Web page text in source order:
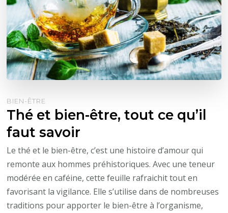
BIEN-ÊTRE
Thé et bien-être, tout ce qu’il
faut savoir
Le thé et le bien-être, c’est une histoire d’amour qui
remonte aux hommes préhistoriques. Avec une teneur
modérée en caféine, cette feuille rafraichit tout en
favorisant la vigilance. Elle s’utilise dans de nombreuses
traditions pour apporter le bien-être à l’organisme,